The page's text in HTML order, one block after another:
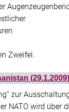
Zweifel.
(29.1.2009)
zur
NATO wird über